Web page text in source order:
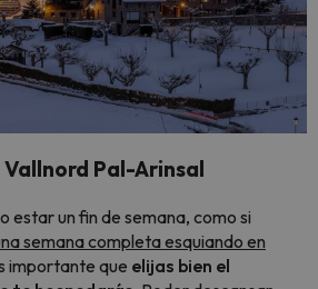
Pal-Arinsal
estar un fin de semana, como si
semana completa esquiando en
importante que elijas bien el